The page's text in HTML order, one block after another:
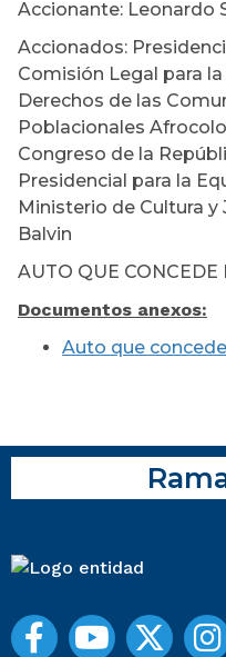
Accionante: Leonardo
Accionados:
Comisión Legal para
Derechos de las
Poblacionales
Congreso de la
Presidencial para la
Ministerio de Cultura y
Balvin
AUTO QUE
Documentos anexos:
Auto que concede